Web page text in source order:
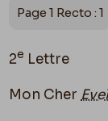
Page 1 Recto : 1
2e Lettre
Mon Cher